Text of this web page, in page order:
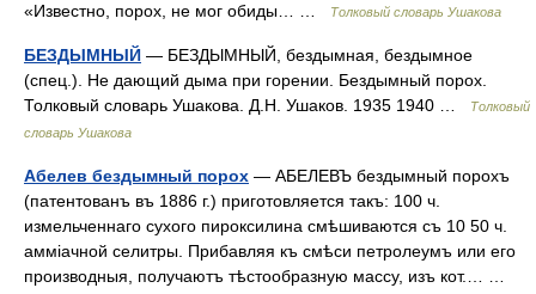
«Известно, порох, не мог обиды… …
Толковый словарь Ушакова
БЕЗДЫМНЫЙ — БЕЗДЫМНЫЙ, бездымная, бездымное
(спец.). Не дающий дыма при горении. Бездымный порох.
Толковый словарь Ушакова. Д.Н. Ушаков. 1935 1940 …
Толковый
словарь Ушакова
Абелев бездымный порох — АБЕЛЕВЪ бездымный порохъ
(патентованъ въ 1886 г.) приготовляется такъ: 100 ч.
измельченнаго сухого пироксилина смѣшиваются съ 10 50 ч.
амміачной селитры. Прибавляя къ смѣси петролеумъ или его
производныя, получаютъ тѣстообразную массу, изъ кот.… …